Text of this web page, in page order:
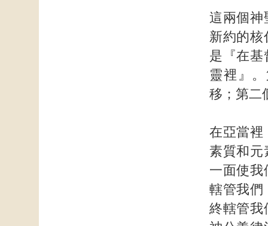
這兩個神
新約的核
是『在基
靈裡』
移；第二
在亞當裡
素質和元
一面使我
轄管我們
終轄管我